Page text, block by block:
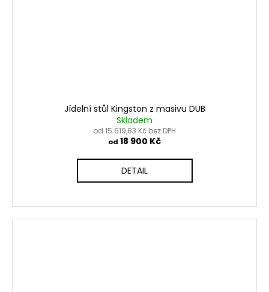
Jídelní stůl Kingston z masivu DUB
Skladem
od 15 619,83 Kč bez DPH
od 18 900 Kč
DETAIL